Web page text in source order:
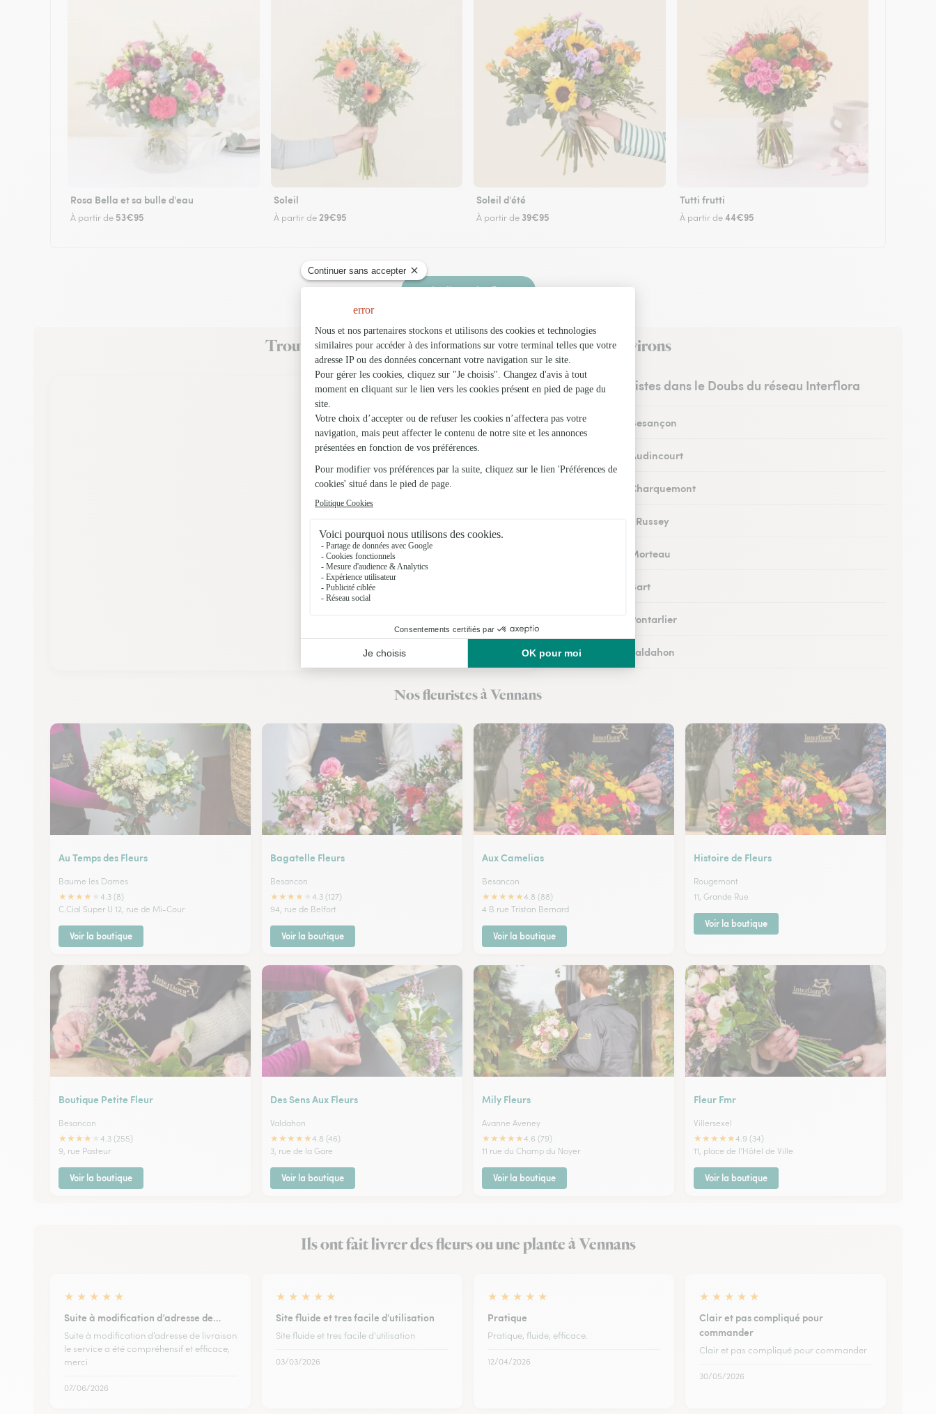
Rosa Bella et sa bulle d'eau
À partir de 53€95
Soleil
À partir de 29€95
Soleil d'été
À partir de 39€95
Tutti frutti
À partir de44€95
Faire livrer des fleurs
Trouvez un fleuriste Interflora à Vennans et dans ses environs
Les fleuristes dans le Doubs du réseau Interflora
Fleuristes à Besançon
Fleuristes à Audincourt
Fleuristes à Charquemont
Fleuristes au Russey
Fleuristes à Morteau
Fleuristes à Bart
Fleuristes à Pontarlier
Fleuristes à Valdahon
Nos fleuristes à Vennans
Au Temps des Fleurs
Baume les Dames
★★★★
4.3 (8)
C.Cial Super U 12, rue de Mi-Cour
Voir la boutique
Bagatelle Fleurs
Besancon
★★★★
4.3 (127)
94, rue de Belfort
Voir la boutique
Aux Camelias
Besancon
★★★★★4.8 (88)
4 B rue Tristan Bernard
Voir la boutique
Histoire de Fleurs
Rougemont
11, Grande Rue
Voir la boutique
Boutique Petite Fleur
Besancon
★★★★
4.3 (255)
9, rue Pasteur
Voir la boutique
Des Sens Aux Fleurs
Valdahon
★★★★★4.8 (46)
3, rue de la Gare
Voir la boutique
Mily Fleurs
Avanne Aveney
★★★★★4.6 (79)
11 rue du Champ du Noyer
Voir la boutique
Fleur Fmr
Villersexel
★★★★★4.9 (34)
11, place de l'Hôtel de Ville
Voir la boutique
Ils ont fait livrer des fleurs ou une plante à Vennans
★ ★ ★ ★ ★
Suite à modification d’adresse de…
Suite à modification d’adresse de livraison
le service a été compréhensif et efficace,
merci
07/06/2026
★ ★ ★ ★ ★
Site fluide et tres facile d'utilisation
Site fluide et tres facile d'utilisation
03/03/2026
★ ★ ★ ★ ★
Pratique
Pratique, fluide, efficace.
12/04/2026
★ ★ ★ ★ ★
Clair et pas compliqué pour
commander
Clair et pas compliqué pour commander
30/05/2026